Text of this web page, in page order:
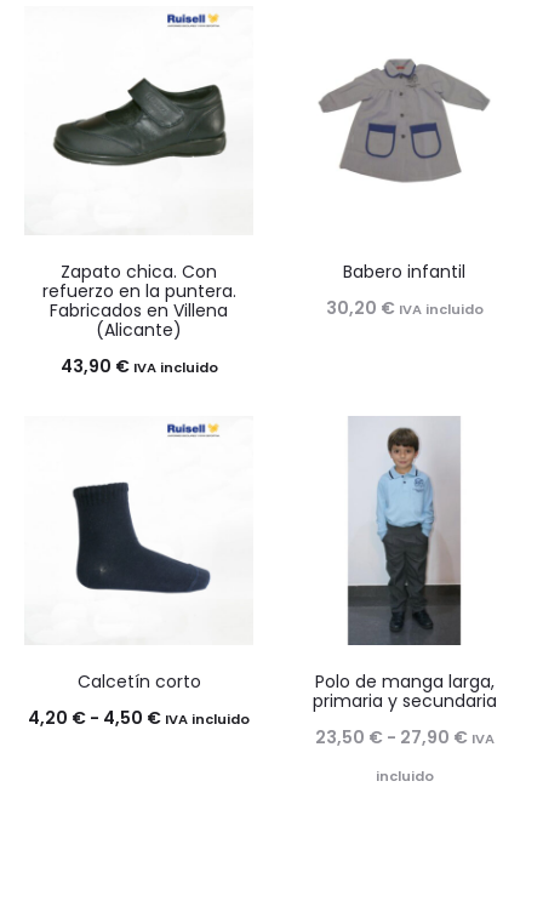
Zapato chica. Con
refuerzo en la puntera.
Fabricados en Villena
(Alicante)
43,90 € IVA incluido
Babero infantil
30,20 € IVA incluido
Calcetín corto
4,20 € - 4,50 €Rango
IVA incluido
Polo de manga larga,
primaria y secundaria
23,50 € - 27,90 €Rango
IVA
incluido